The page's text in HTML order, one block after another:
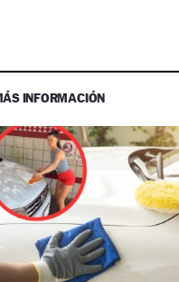
INFORMACIÓN